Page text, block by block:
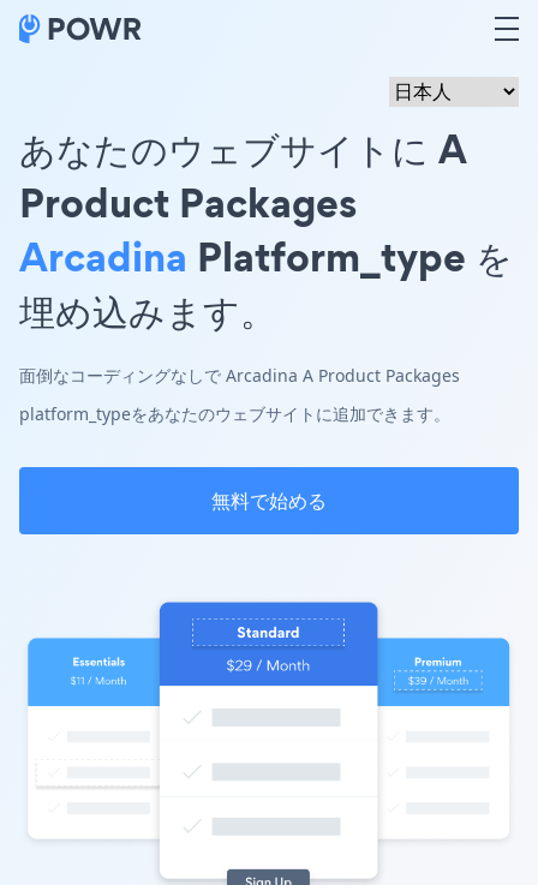
あなたのウェブサイトに A
Product Packages
Arcadina Platform_type を
埋め込みます。
面倒なコーディングなしで Arcadina A Product Packages
platform_typeをあなたのウェブサイトに追加できます。
無料で始める